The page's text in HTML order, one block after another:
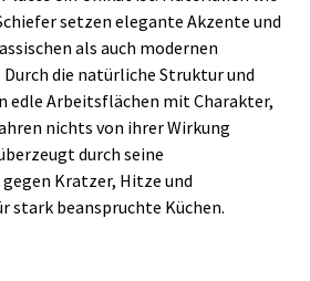
setzen elegante Akzente und
als auch modernen
die natürliche Struktur und
edle Arbeitsflächen mit Charakter,
nichts von ihrer Wirkung
durch seine
Kratzer, Hitze und
stark beanspruchte Küchen.